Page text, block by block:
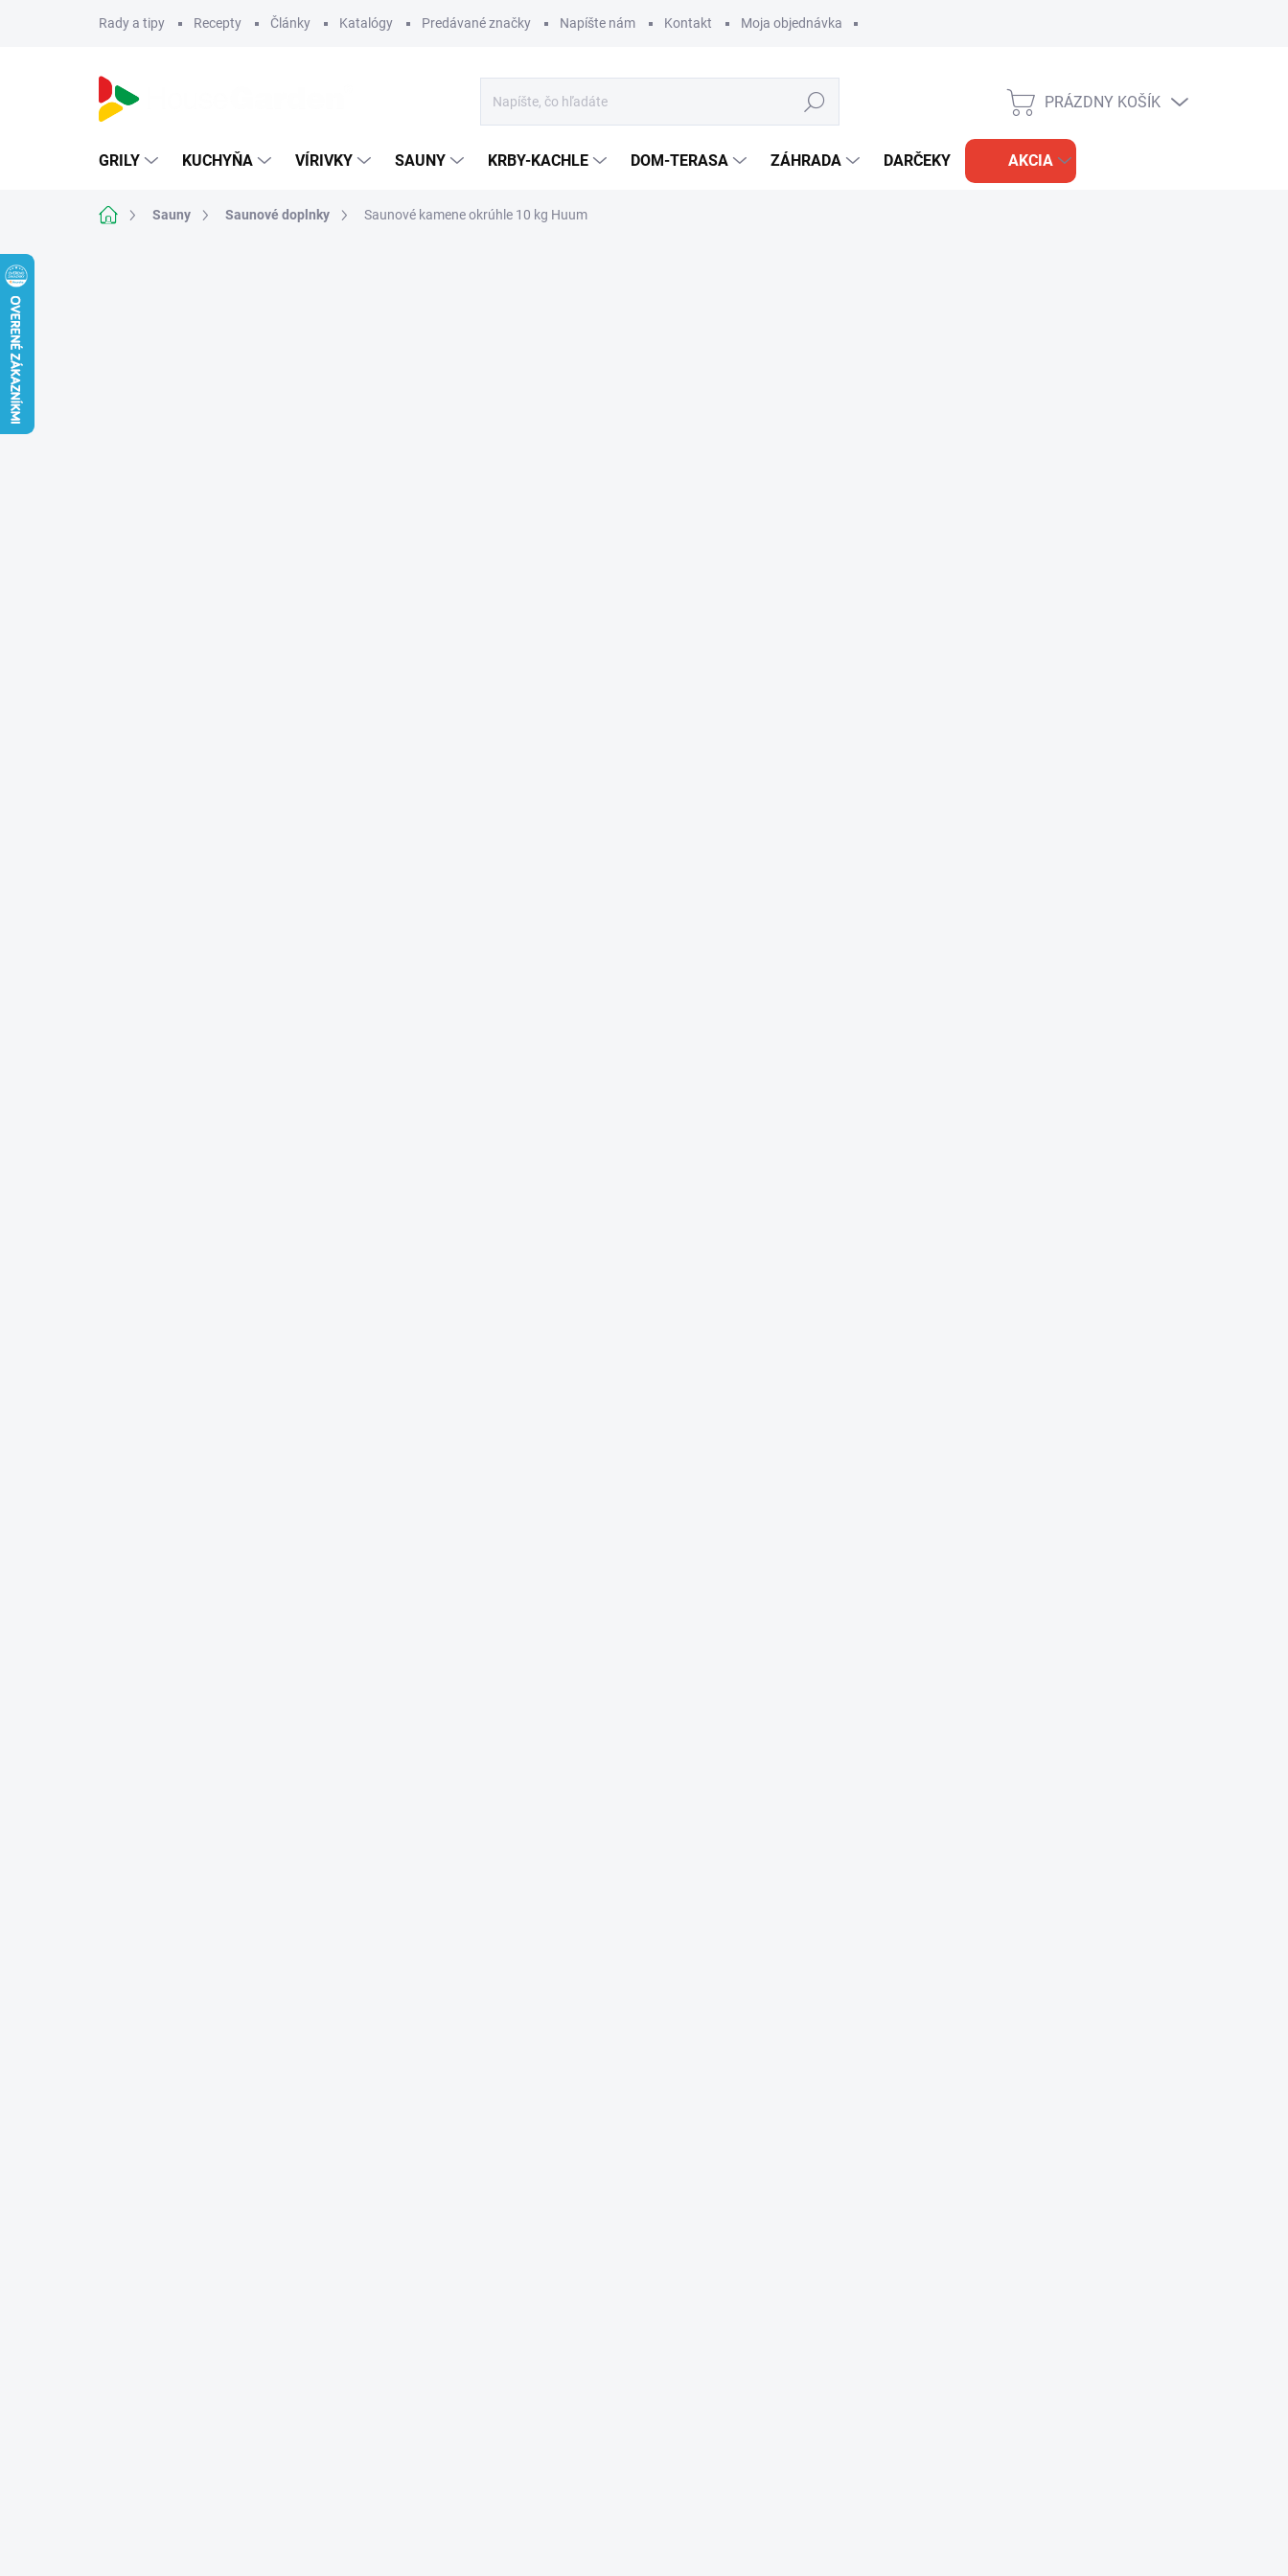
Rady a tipy Recepty Články Katalógy Predávané značky Napíšte nám Kontakt Moja objednávka
Hľadať
NÁKUPNÝ
PRÁZDNY KOŠÍK
GRILY KUCHYŇA VÍRIVKY SAUNY KRBY-KACHLE DOM-TERASA ZÁHRADA DARČEKY AKCIA
DomovSauny Saunové doplnky Saunové kamene okrúhle 10 kg Huum